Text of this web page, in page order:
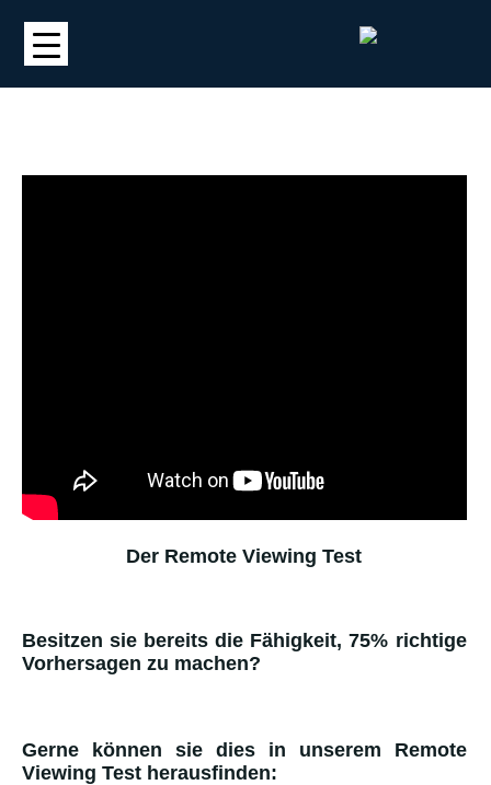
Der Remote Viewing Test
Besitzen sie bereits die Fähigkeit, 75% richtige
Vorhersagen zu machen?
Gerne können sie dies in unserem Remote
Viewing Test herausfinden: